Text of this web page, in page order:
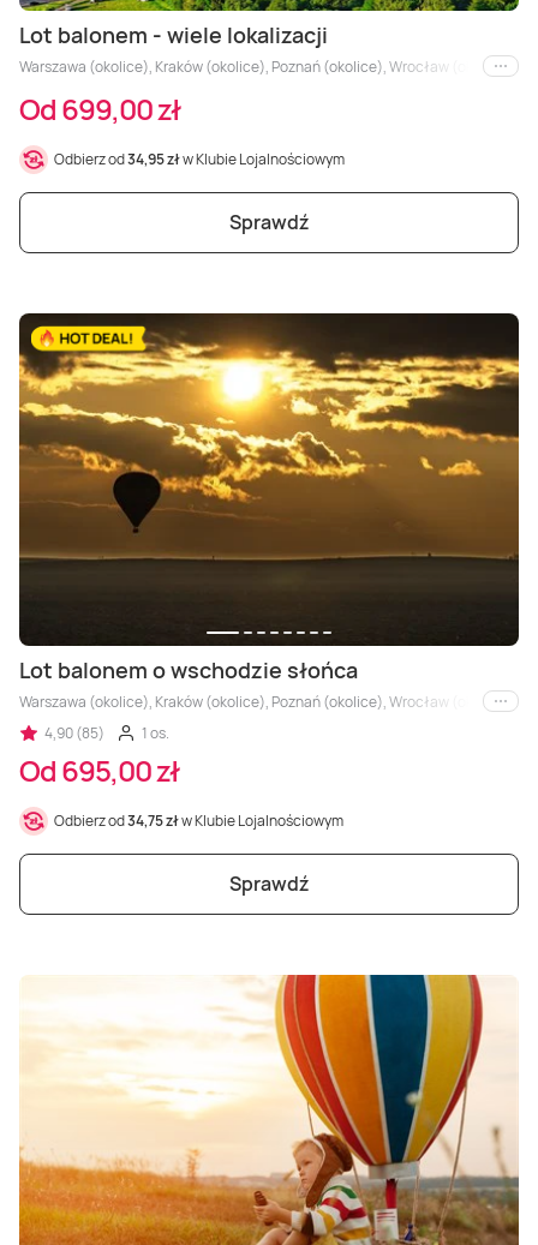
Lot balonem - wiele lokalizacji
Warszawa (okolice), Kraków (okolice), Poznań (okolice), Wrocław (okolice),
i inne
Od 699,00 zł
Odbierz od34,95 złw Klubie Lojalnościowym
Sprawdź
Lot balonem o wschodzie słońca
Warszawa (okolice), Kraków (okolice), Poznań (okolice), Wrocław (okolice),
i inne
4,90 (85)
1 os.
Od 695,00 zł
Odbierz od34,75 złw Klubie Lojalnościowym
Sprawdź